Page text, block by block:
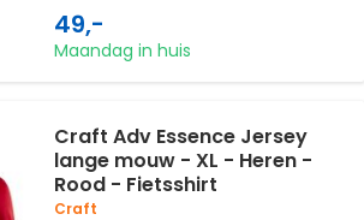
49,-
Maandag in huis
Craft Adv Essence Jersey
lange mouw - XL - Heren -
Rood - Fietsshirt
Craft